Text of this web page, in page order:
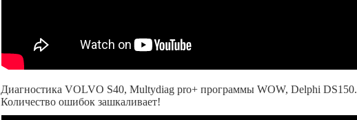
Диагностика VOLVO S40, Multydiag pro+ программы WOW, Delphi DS150.
Количество ошибок зашкаливает!